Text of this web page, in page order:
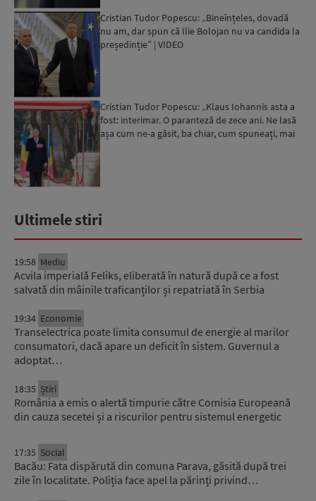
Cristian Tudor Popescu: „Bineînțeles, dovadă
nu am, dar spun că Ilie Bolojan nu va candida la
președinție” | VIDEO
Cristian Tudor Popescu: „Klaus Iohannis asta a
fost: interimar. O paranteză de zece ani. Ne lasă
așa cum ne-a găsit, ba chiar, cum spuneați, mai
Ultimele stiri
19:58 Mediu
Acvila imperială Feliks, eliberată în natură după ce a fost
salvată din mâinile traficanților și repatriată în Serbia
19:34 Economie
Transelectrica poate limita consumul de energie al marilor
consumatori, dacă apare un deficit în sistem. Guvernul a
adoptat…
18:35 Știri
România a emis o alertă timpurie către Comisia Europeană
din cauza secetei și a riscurilor pentru sistemul energetic
17:35 Social
Bacău: Fata dispărută din comuna Parava, găsită după trei
zile în localitate. Poliția face apel la părinți privind…